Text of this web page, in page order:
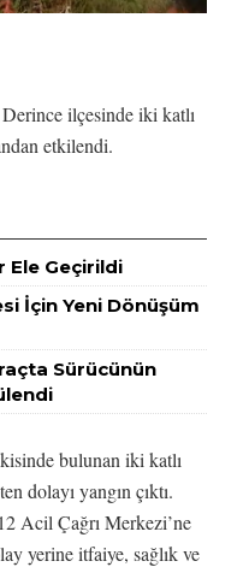
ilçesinde iki katlı
etkilendi.
Ele Geçirildi
İçin Yeni Dönüşüm
Sürücünün
bulunan iki katlı
dolayı yangın çıktı.
Acil Çağrı Merkezi’ne
yerine itfaiye, sağlık ve